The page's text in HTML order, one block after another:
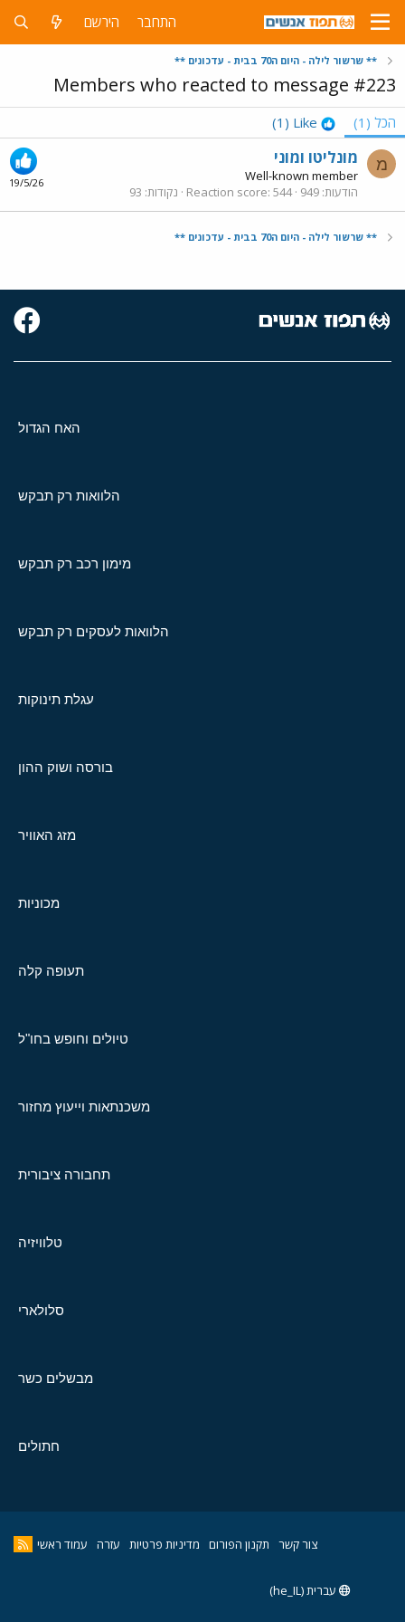
התחבר הירשם
** שרשור לילה - היום ה70 בבית - עדכונים **
Members who reacted to message #223
הכל (1)
Like
(1)
מ
19/5/26
מונליטו ומוני
Well-known member
הודעות 949
Reaction score 544 נקודות 93
** שרשור לילה - היום ה70 בבית - עדכונים **
האח הגדול
הלוואות רק תבקש
מימון רכב רק תבקש
הלוואות לעסקים רק תבקש
עגלת תינוקות
בורסה ושוק ההון
מזג האוויר
מכוניות
תעופה קלה
טיולים וחופש בחו"ל
משכנתאות וייעוץ מחזור
תחבורה ציבורית
טלוויזיה
סלולארי
מבשלים כשר
חתולים
צור קשר תקנון הפורום מדיניות פרטיות עזרה עמוד ראשי
עברית (he_IL)